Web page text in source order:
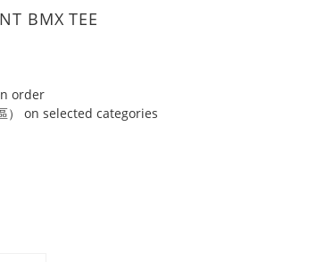
BMX TEE
order
） on selected categories